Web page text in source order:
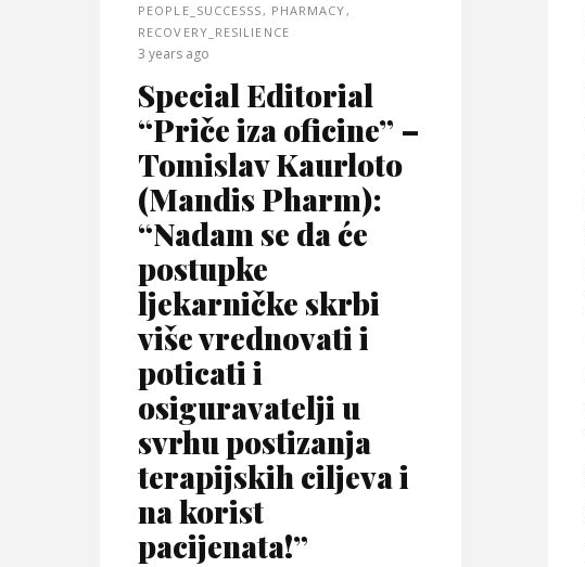
PEOPLE_SUCCESSS , PHARMACY ,
RECOVERY_RESILIENCE
3 years ago
Special Editorial
“Priče iza oficine” –
Tomislav Kaurloto
(Mandis Pharm):
“Nadam se da će
postupke
ljekarničke skrbi
više vrednovati i
poticati i
osiguravatelji u
svrhu postizanja
terapijskih ciljeva i
na korist
pacijenata!”